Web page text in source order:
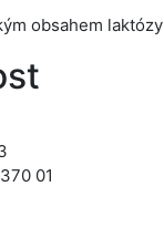
obsahem laktózy
01